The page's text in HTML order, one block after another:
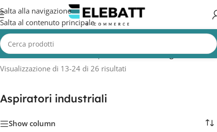
Salta alla navigazione
Salta al contenuto principale
Home/MACCHINE PULIZIA/Aspiratori industriali/Pagina 2
Visualizzazione di 13-24 di 26 risultati
Aspiratori industriali
Show column